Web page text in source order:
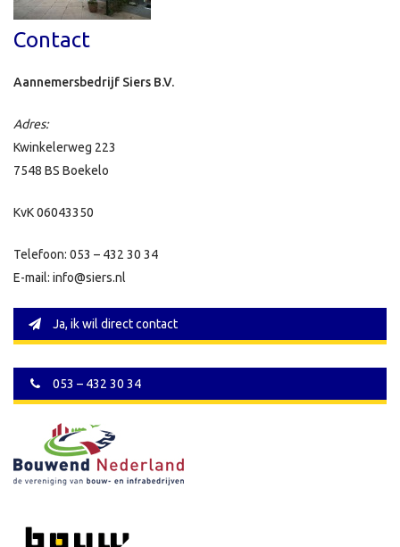
Contact
Aannemersbedrijf Siers B.V.
Adres:
Kwinkelerweg 223
7548 BS Boekelo
KvK 06043350
Telefoon: 053 – 432 30 34
E-mail: info@siers.nl
Ja, ik wil direct contact
053 – 432 30 34